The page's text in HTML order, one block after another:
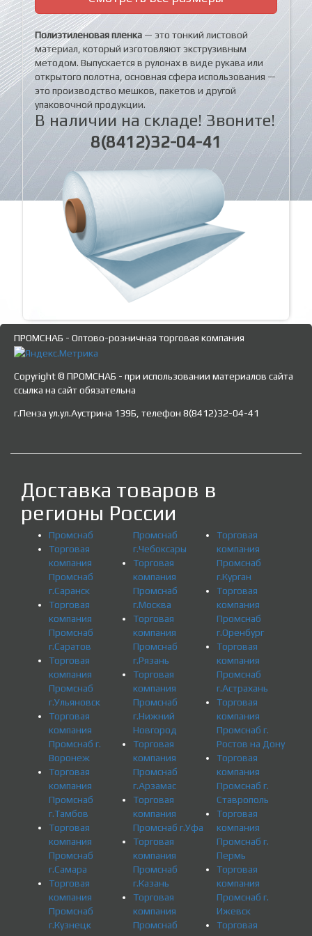
Полиэтиленовая пленка — это тонкий листовой
материал, который изготовляют экструзивным
методом. Выпускается в рулонах в виде рукава или
открытого полотна, основная сфера использования —
это производство мешков, пакетов и другой
упаковочной продукции.
В наличии на складе! Звоните!
8(8412)32-04-41
ПРОМСНАБ - Оптово-розничная торговая компания
Copyright © ПРОМСНАБ - при использовании материалов сайта
ссылка на сайт обязательна
г.Пенза ул.ул.Аустрина 139Б, телефон 8(8412)32-04-41
Доставка товаров в
регионы России
Промснаб
Торговая
компания
Промснаб
г.Саранск
Торговая
компания
Промснаб
г.Саратов
Торговая
компания
Промснаб
г.Ульяновск
Торговая
компания
Промснаб г.
Воронеж
Торговая
компания
Промснаб
г.Тамбов
Торговая
компания
Промснаб
г.Самара
Торговая
компания
Промснаб
г.Кузнецк
Промснаб
г.Чебоксары
Торговая
компания
Промснаб
г.Москва
Торговая
компания
Промснаб
г.Рязань
Торговая
компания
Промснаб
г.Нижний
Новгород
Торговая
компания
Промснаб
г.Арзамас
Торговая
компания
Промснаб г.Уфа
Торговая
компания
Промснаб
г.Казань
Торговая
компания
Промснаб
Торговая
компания
Промснаб
г.Курган
Торговая
компания
Промснаб
г.Оренбург
Торговая
компания
Промснаб
г.Астрахань
Торговая
компания
Промснаб г.
Ростов на Дону
Торговая
компания
Промснаб г.
Ставрополь
Торговая
компания
Промснаб г.
Пермь
Торговая
компания
Промснаб г.
Ижевск
Торговая